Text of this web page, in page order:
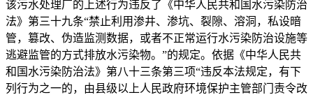
该污水处理厂的上述行为违反了《中华人民共和国水污染防治
法》第三十九条“禁止利用渗井、渗坑、裂隙、溶洞，私设暗
管，篡改、伪造监测数据，或者不正常运行水污染防治设施等
逃避监管的方式排放水污染物。”的规定。依据《中华人民共
和国水污染防治法》第八十三条第三项“违反本法规定，有下
列行为之一的，由县级以上人民政府环境保护主管部门责令改